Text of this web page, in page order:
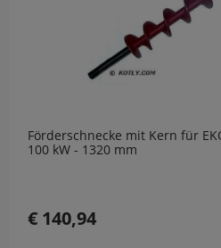
Förderschnecke mit Kern für
100 kW - 1320 mm
€ 140,94